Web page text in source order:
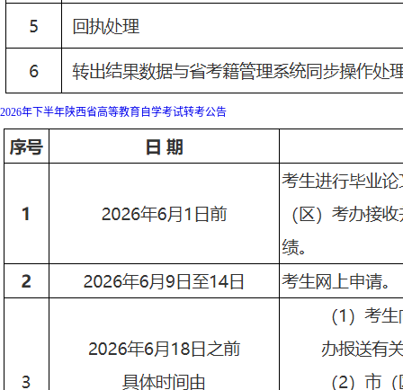
2026年下半年陕西省高等教育自学考试转考公告